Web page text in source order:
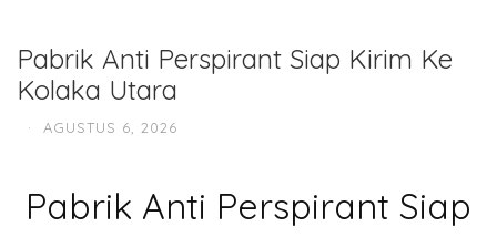
Pabrik Anti Perspirant Siap Kirim Ke
Kolaka Utara
· AGUSTUS 6, 2026
Pabrik Anti Perspirant Siap